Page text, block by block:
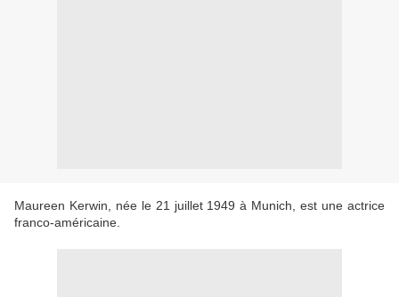
Maureen Kerwin, née le 21 juillet 1949 à Munich, est une actrice
franco-américaine.